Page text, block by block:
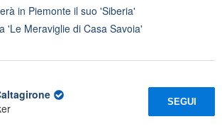
in Piemonte il suo 'Siberia'
'Le Meraviglie di Casa Savoia'
SEGUI